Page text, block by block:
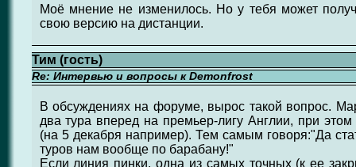
Моё мнение не изменилось. Но у тебя может
свою версию на дистанции.
Тим (гость)
Re: Интервью и вопросы к Demonfrost
В обсуждениях на форуме, вырос такой вопрос.
два тура вперед на премьер-лигу Англии, при
(на 5 декабря например). Тем самым говоря:"Да
туров нам вообще по барабану!"
Если линия пинки, одна из самых точных (к ее